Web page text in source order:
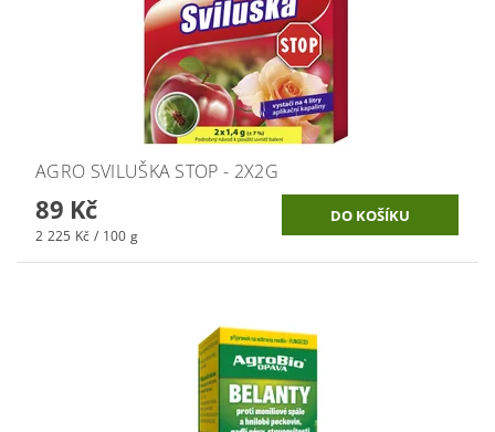
AGRO SVILUŠKA STOP - 2X2G
89 Kč
2 225 Kč / 100 g